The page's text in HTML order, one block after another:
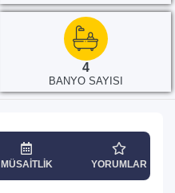
4
BANYO SAYISI
MÜSAITLIK YORUMLAR